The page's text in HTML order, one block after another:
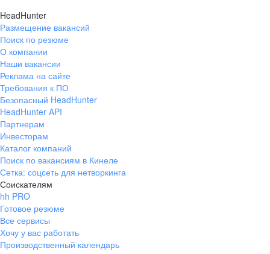
HeadHunter
Размещение вакансий
Поиск по резюме
О компании
Наши вакансии
Реклама на сайте
Требования к ПО
Безопасный HeadHunter
HeadHunter API
Партнерам
Инвесторам
Каталог компаний
Поиск по вакансиям в Кинеле
Сетка: соцсеть для нетворкинга
Соискателям
hh PRO
Готовое резюме
Все сервисы
Хочу у вас работать
Производственный календарь